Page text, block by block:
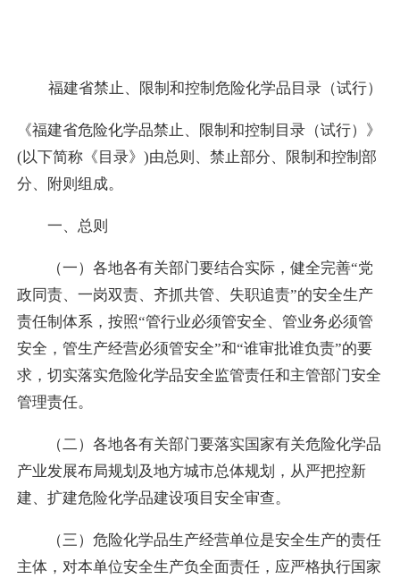
福建省禁止、限制和控制危险化学品目录（试行）
《福建省危险化学品禁止、限制和控制目录（试行）》
(以下简称《目录》)由总则、禁止部分、限制和控制部
分、附则组成。
一、总则
（一）各地各有关部门要结合实际，健全完善“党
政同责、一岗双责、齐抓共管、失职追责”的安全生产
责任制体系，按照“管行业必须管安全、管业务必须管
安全，管生产经营必须管安全”和“谁审批谁负责”的要
求，切实落实危险化学品安全监管责任和主管部门安全
管理责任。
（二）各地各有关部门要落实国家有关危险化学品
产业发展布局规划及地方城市总体规划，从严把控新
建、扩建危险化学品建设项目安全审查。
（三）危险化学品生产经营单位是安全生产的责任
主体，对本单位安全生产负全面责任，应严格执行国家